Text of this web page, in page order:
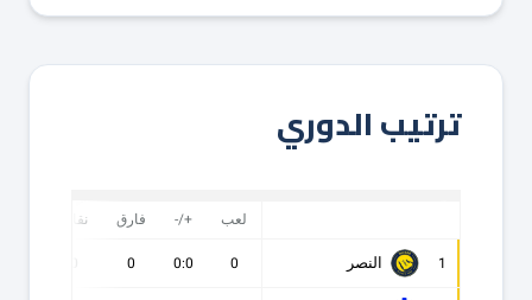
ترتيب الدوري
لعب +/- فارق نقاط
1 النصر 0
0:0
0